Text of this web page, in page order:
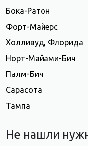
Бока-Ратон
Форт-Майерс
Холливуд, Флорида
Норт-Майами-Бич
Палм-Бич
Сарасота
Тампа
Не нашли